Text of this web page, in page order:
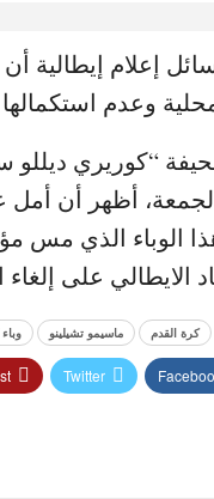
إعلام إيطالية أن
وعدم
“كوريري ديللو
الجمعة، أظهر أن
الوباء الذي مس
الايطالي على
كرة القدم ماسيمو تشيلينو
Twitter